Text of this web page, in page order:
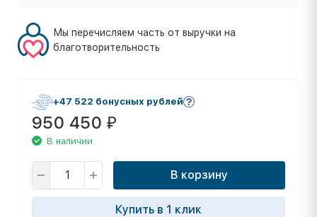
Мы перечисляем часть от выручки на
благотворительность
+47 522 бонусных рублей
950 450 ₽
В наличии
В корзину
Купить в 1 клик